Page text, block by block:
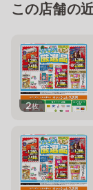
この店舗の
2枚